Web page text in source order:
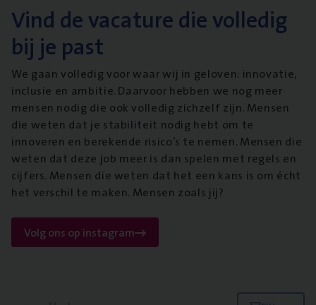
Vind de vacature die volledig
bij je past
We gaan volledig voor waar wij in geloven: innovatie,
inclusie en ambitie. Daarvoor hebben we nog meer
mensen nodig die ook volledig zichzelf zijn. Mensen
die weten dat je stabiliteit nodig hebt om te
innoveren en berekende risico’s te nemen. Mensen die
weten dat deze job meer is dan spelen met regels en
cijfers. Mensen die weten dat het een kans is om écht
het verschil te maken. Mensen zoals jij?
Volg ons op instagram